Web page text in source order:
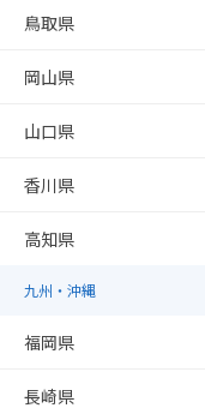
鳥取県
岡山県
山口県
香川県
高知県
九州・沖縄
福岡県
長崎県